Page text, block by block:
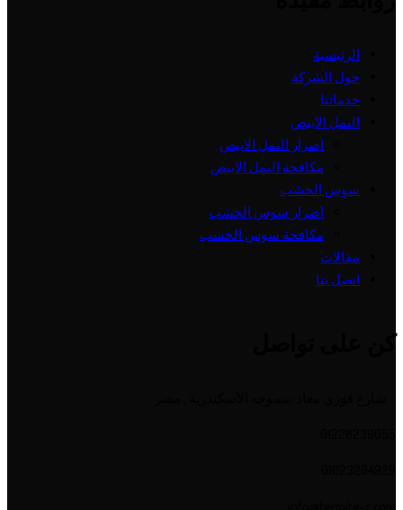
الرئيسية
حول الشركة
خدماتنا
النمل الابيض
اضرار النمل الابيض
مكافحة النمل الابيض
سوس الخشب
اضرار سوس الخشب
مكافحة سوس الخشب
مقالات
اتصل بنا
كن على تواصل